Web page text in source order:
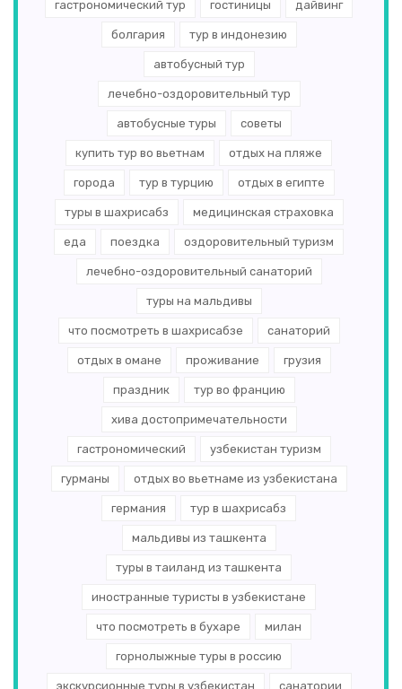
гастрономический тур гостиницы дайвинг
болгария тур в индонезию
автобусный тур
лечебно-оздоровительный тур
автобусные туры советы
купить тур во вьетнам отдых на пляже
города тур в турцию отдых в египте
туры в шахрисабз медицинская страховка
еда поездка оздоровительный туризм
лечебно-оздоровительный санаторий
туры на мальдивы
что посмотреть в шахрисабзе санаторий
отдых в омане проживание грузия
праздник тур во францию
хива достопримечательности
гастрономический узбекистан туризм
гурманы отдых во вьетнаме из узбекистана
германия тур в шахрисабз
мальдивы из ташкента
туры в таиланд из ташкента
иностранные туристы в узбекистане
что посмотреть в бухаре милан
горнолыжные туры в россию
экскурсионные туры в узбекистан санатории